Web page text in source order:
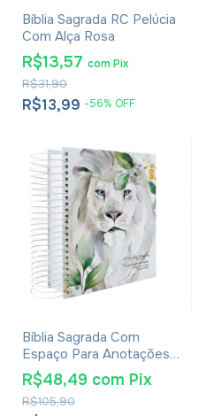
Bíblia Sagrada RC Pelúcia
Com Alça Rosa
R$13,99 -56% OFF
R$31,90
R$13,57 comPix
Bíblia Sagrada Com
Espaço Para Anotações
Harpa Avivada E Corinhos
Leão Aquarela
R$105,90
R$48,49 com Pix